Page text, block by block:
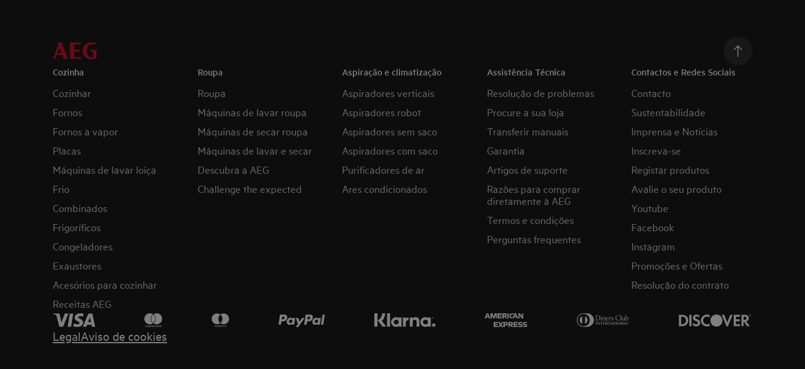
Cozinha
Cozinhar
Fornos
Fornos a vapor
Placas
Máquinas de lavar loiça
Frio
Combinados
Frigoríficos
Congeladores
Exaustores
Acesórios para cozinhar
Receitas AEG
Roupa
Roupa
Máquinas de lavar roupa
Máquinas de secar roupa
Máquinas de lavar e secar
Descubra a AEG
Challenge the expected
Aspiração e climatização
Aspiradores verticais
Aspiradores robot
Aspiradores sem saco
Aspiradores com saco
Purificadores de ar
Ares condicionados
Assistência Técnica
Resolução de problemas
Procure a sua loja
Transferir manuais
Garantia
Artigos de suporte
Razões para comprar
diretamente à AEG
Termos e condições
Perguntas frequentes
Contactos e Redes Sociais
Contacto
Sustentabilidade
Imprensa e Notícias
Inscreva-se
Registar produtos
Avalie o seu produto
Youtube
Facebook
Instagram
Promoções e Ofertas
Resolução do contrato
LegalAviso de cookies